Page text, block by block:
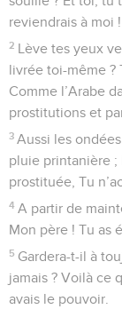
reviendrais à moi
2 Lève tes yeux
livrée toi-même ?
Comme l’Arabe
prostitutions et
3 Aussi les
pluie printanière ;
prostituée, Tu
4 A partir de
Mon père ! Tu as
5 Gardera-t-il à
jamais ? Voilà ce
avais le pouvoir.